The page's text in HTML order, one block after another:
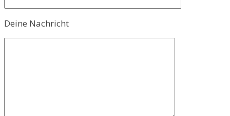
Deine Nachricht